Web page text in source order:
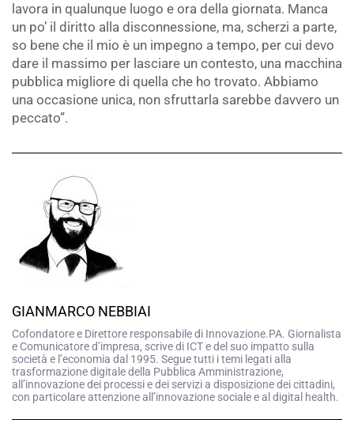
lavora in qualunque luogo e ora della giornata. Manca
un po’ il diritto alla disconnessione, ma, scherzi a parte,
so bene che il mio è un impegno a tempo, per cui devo
dare il massimo per lasciare un contesto, una macchina
pubblica migliore di quella che ho trovato. Abbiamo
una occasione unica, non sfruttarla sarebbe davvero un
peccato”.
GIANMARCO NEBBIAI
Cofondatore e Direttore responsabile di Innovazione.PA. Giornalista
e Comunicatore d’impresa, scrive di ICT e del suo impatto sulla
società e l’economia dal 1995. Segue tutti i temi legati alla
trasformazione digitale della Pubblica Amministrazione,
all’innovazione dei processi e dei servizi a disposizione dei cittadini,
con particolare attenzione all’innovazione sociale e al digital health.